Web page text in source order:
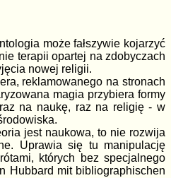
może fałszywie kojarzyć
terapii opartej na zdobyczach
nowej religii.
reklamowanego na stronach
magia przybiera formy
na naukę, raz na religię - w
jest naukowa, to nie rozwija
Uprawia się tu manipulację
których bez specjalnego
Hubbard mit bibliographischen